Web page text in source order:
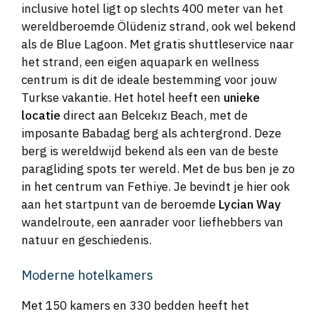
inclusive hotel ligt op slechts 400 meter van het
wereldberoemde Ölüdeniz strand, ook wel bekend
als de Blue Lagoon. Met gratis shuttleservice naar
het strand, een eigen aquapark en wellness
centrum is dit de ideale bestemming voor jouw
Turkse vakantie. Het hotel heeft een unieke
locatie direct aan Belcekız Beach, met de
imposante Babadag berg als achtergrond. Deze
berg is wereldwijd bekend als een van de beste
paragliding spots ter wereld. Met de bus ben je zo
in het centrum van Fethiye. Je bevindt je hier ook
aan het startpunt van de beroemde Lycian Way
wandelroute, een aanrader voor liefhebbers van
natuur en geschiedenis.
Moderne hotelkamers
Met 150 kamers en 330 bedden heeft het